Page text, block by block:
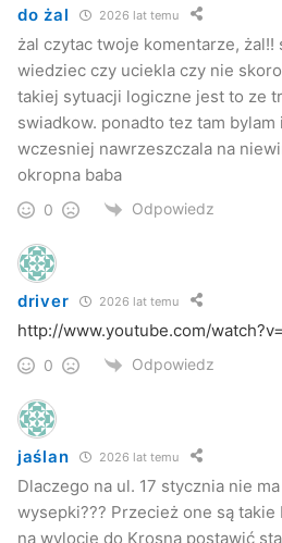
Obecnie policjanci wyjaśniają
do żal 2026 lat temu
żal czytac twoje komentarze,
wiedziec czy uciekla czy nie
takiej sytuacji logiczne jest to ze
swiadkow. ponadto tez tam
wczesniej nawrzeszczala na
okropna baba
0 Odpowiedz
driver 2026 lat temu
http://www.youtube.com/
0 Odpowiedz
jaślan 2026 lat temu
Dlaczego na ul. 17 stycznia nie
wysepki??? Przecież one są
na wylocie do Krosna postawić